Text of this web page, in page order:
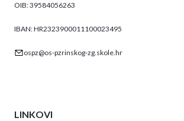
OIB: 39584056263
IBAN: HR2323900011100023495
ospz@os-pzrinskog-zg.skole.hr
LINKOVI